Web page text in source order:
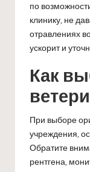
по
клинику, не
отравлениях
ускорит и
Как
При выборе
учреждения,
Обратите
рентгена,